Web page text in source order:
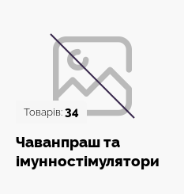
Товарів: 34
Чаванпраш та
імунностімулятори